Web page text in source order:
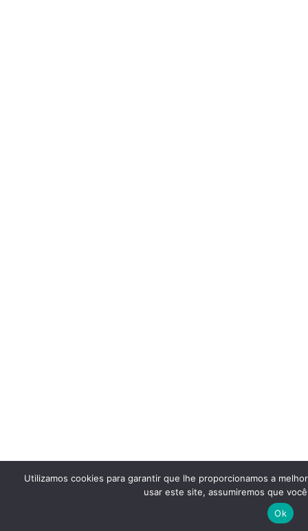
Utilizamos cookies para garantir que lhe proporcionamos a
usar este site, assumiremos que
Ok